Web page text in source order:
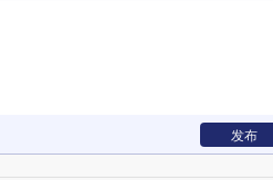
发布